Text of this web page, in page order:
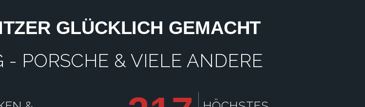
GLÜCKLICH GEMACHT
PORSCHE & VIELE ANDERE